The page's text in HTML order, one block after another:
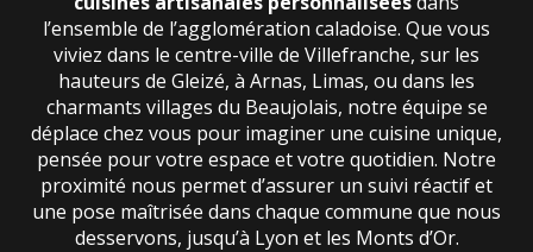
l’ensemble de l’agglomération caladoise. Que vous
viviez dans le centre-ville de Villefranche, sur les
hauteurs de Gleizé, à Arnas, Limas, ou dans les
charmants villages du Beaujolais, notre équipe se
déplace chez vous pour imaginer une cuisine unique,
pensée pour votre espace et votre quotidien. Notre
proximité nous permet d’assurer un suivi réactif et
une pose maîtrisée dans chaque commune que nous
desservons, jusqu’à Lyon et les Monts d’Or.